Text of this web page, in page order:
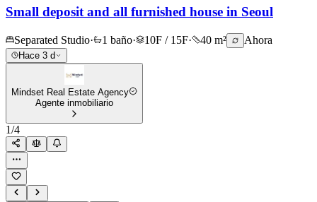
Small deposit and all furnished house in Seoul
Separated Studio· 1 baño· 10F / 15F· 40 m² Ahora
Hace 3 d
Mindset Real Estate Agency
Agente inmobiliario
1/4